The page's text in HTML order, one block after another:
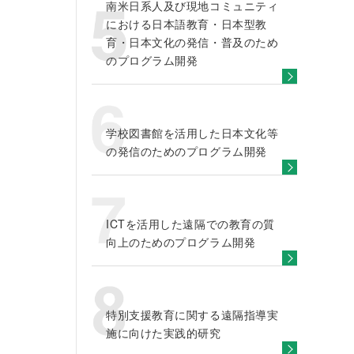
南米日系人及び現地コミュニティ
における日本語教育・日本型教
育・日本文化の発信・普及のため
のプログラム開発
学校図書館を活用した日本文化等
の発信のためのプログラム開発
ICTを活用した遠隔での教育の質
向上のためのプログラム開発
特別支援教育に関する遠隔指導実
施に向けた実践的研究